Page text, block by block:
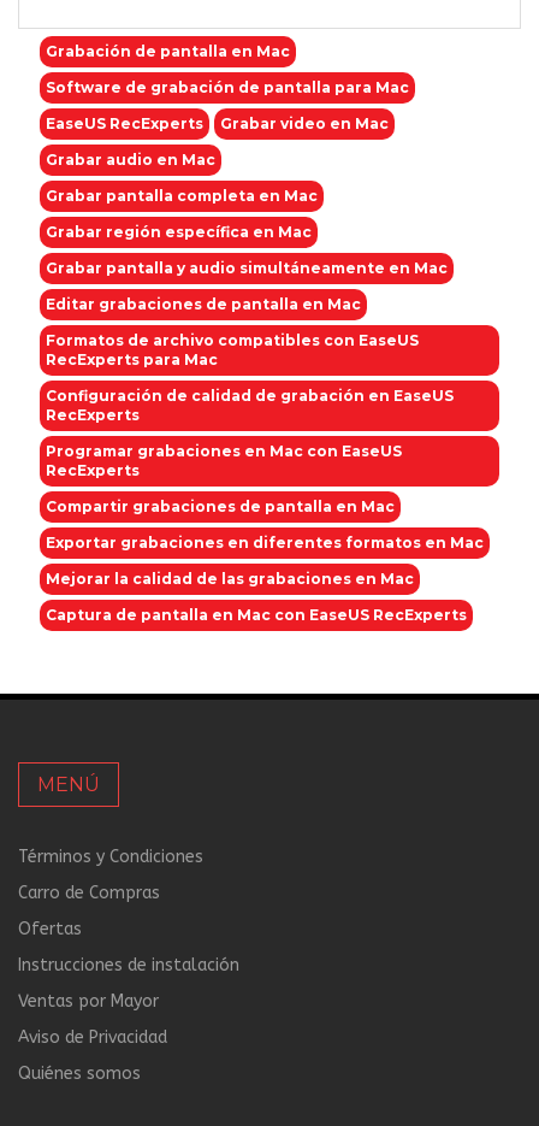
Grabación de pantalla en Mac
Software de grabación de pantalla para Mac
EaseUS RecExperts
Grabar video en Mac
Grabar audio en Mac
Grabar pantalla completa en Mac
Grabar región específica en Mac
Grabar pantalla y audio simultáneamente en Mac
Editar grabaciones de pantalla en Mac
Formatos de archivo compatibles con EaseUS
RecExperts para Mac
Configuración de calidad de grabación en EaseUS
RecExperts
Programar grabaciones en Mac con EaseUS
RecExperts
Compartir grabaciones de pantalla en Mac
Exportar grabaciones en diferentes formatos en Mac
Mejorar la calidad de las grabaciones en Mac
Captura de pantalla en Mac con EaseUS RecExperts
MENÚ
Términos y Condiciones
Carro de Compras
Ofertas
Instrucciones de instalación
Ventas por Mayor
Aviso de Privacidad
Quiénes somos